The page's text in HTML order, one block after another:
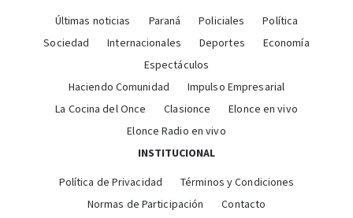
Últimas noticias Paraná Policiales
Política
Sociedad
Internacionales Deportes
Economía
Espectáculos
Haciendo Comunidad
Impulso Empresarial
La Cocina del Once
Clasionce
Elonce en vivo
Elonce Radio en vivo
INSTITUCIONAL
Política de Privacidad
Términos y Condiciones
Normas de Participación
Contacto